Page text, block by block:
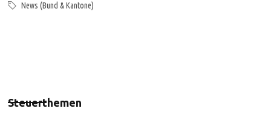
News (Bund & Kantone)
Steuerthemen